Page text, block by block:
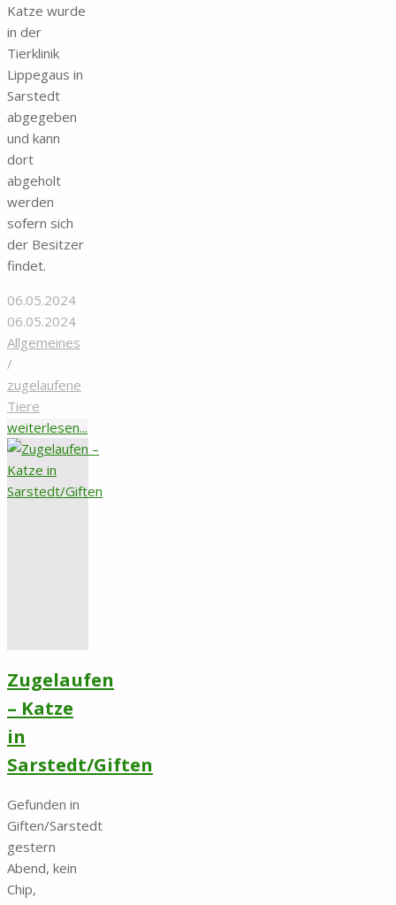
Katze wurde
in der
Tierklinik
Lippegaus in
Sarstedt
abgegeben
und kann
dort
abgeholt
werden
sofern sich
der Besitzer
findet.
06.05.2024
06.05.2024
Allgemeines
/
zugelaufene
Tiere
weiterlesen...
–
Katze
Zugelaufen
– Katze
in
Sarstedt/Giften
Gefunden in
Giften/Sarstedt
gestern
Abend, kein
Chip,